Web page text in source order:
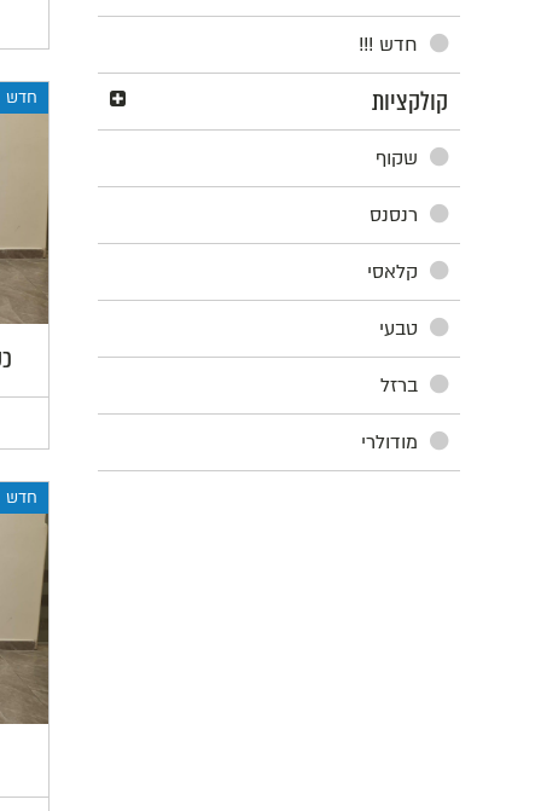
חדש !!!
קולקציות
שקוף
רנסנס
קלאסי
טבעי
ברזל
מודולרי
חדש
חדש